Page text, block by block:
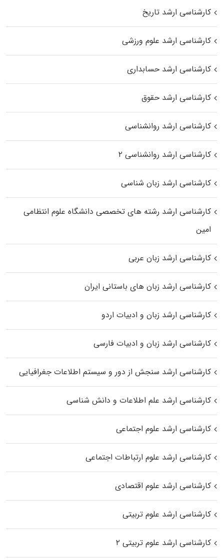
کارشناسی ارشد تاریخ
کارشناسی ارشد علوم ورزشی
کارشناسی ارشد حسابداری
کارشناسی ارشد حقوق
کارشناسی ارشد روانشناسی
کارشناسی ارشد روانشناسی ۲
کارشناسی ارشد زبان شناسی
کارشناسی ارشد رﺷﺘﻪ ﻫﺎی تخصصی داﻧﺸﮕﺎه ﻋﻠﻮم انتظامی
اﻣﻴﻦ
کارشناسی ارشد زبان عربی
کارشناسی ارشد زبان‌ های باستانی ایران
کارشناسی ارشد زبان و ادبیات اردو
کارشناسی ارشد زبان و ادبیات فارسی
کارشناسی ارشد سنجش از دور و سیستم اطلاعات جغرافیایی
کارشناسی ارشد علم اطلاعات و دانش شناسی
کارشناسی ارشد علوم اجتماعی
کارشناسی ارشد علوم ارتباطات اجتماعی
کارشناسی ارشد علوم اقتصادی
کارشناسی ارشد علوم تربیتی
کارشناسی ارشد علوم تربیتی ۲